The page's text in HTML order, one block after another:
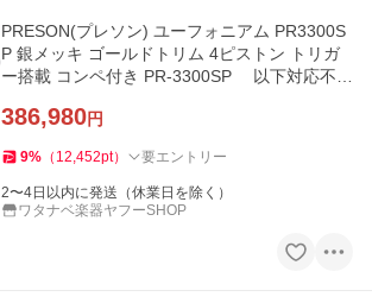
PRESON(プレソン) ユーフォニアム PR3300S
P 銀メッキ ゴールドトリム 4ピストン トリガ
ー搭載 コンペ付き PR-3300SP 以下対応不可
386,980円
9% （ 12,452pt） 要エントリー
2〜4日以内に発送（休業日を除く）
ワタナベ楽器ヤフーSHOP